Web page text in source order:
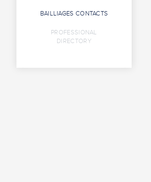
BAILLIAGES CONTACTS
PROFESSIONAL
DIRECTORY